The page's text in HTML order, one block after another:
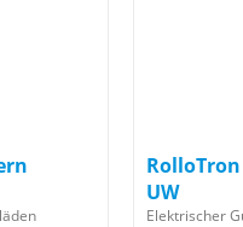
UW
Elektrischer